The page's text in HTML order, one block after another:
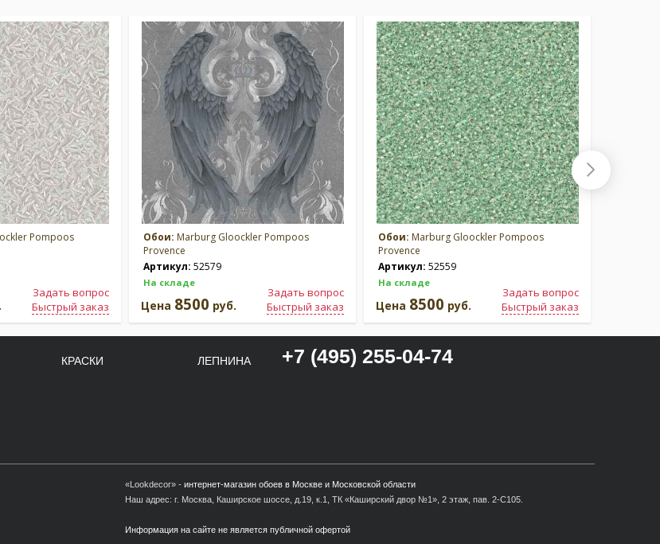
Pompoos
Задать вопрос
Быстрый заказ
Обои: Marburg Gloockler Pompoos
Provence
Артикул: 52579
На складе
Задать вопрос
Быстрый заказ
Цена 8500 руб.
Обои: Marburg Gloockler Pompoos
Provence
Артикул: 52559
На складе
Задать вопрос
Быстрый заказ
Цена 8500 руб.
КРАСКИ ЛЕПНИНА +7 (495) 255-04-74
«Lookdecor» - интернет-магазин обоев в Москве и Московской области
Наш адрес: г. Москва, Каширское шоссе, д.19, к.1, ТК «Каширский двор №1», 2 этаж, пав. 2-С105.
Информация на сайте не является публичной офертой